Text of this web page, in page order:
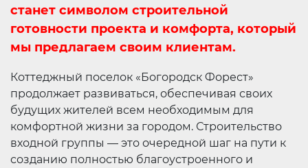
станет символом строительной
готовности проекта и комфорта, который
мы предлагаем своим клиентам.
Коттеджный поселок «Богородск Форест»
продолжает развиваться, обеспечивая своих
будущих жителей всем необходимым для
комфортной жизни за городом. Строительство
входной группы — это очередной шаг на пути к
созданию полностью благоустроенного и